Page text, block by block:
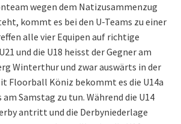
wegen dem Natizusammenzug
kommt es bei den U-Teams zu einer
alle vier Equipen auf richtige
und die U18 heisst der Gegner am
Winterthur und zwar auswärts in der
Floorball Köniz bekommt es die U14a
am Samstag zu tun. Während die U14
antritt und die Derbyniederlage